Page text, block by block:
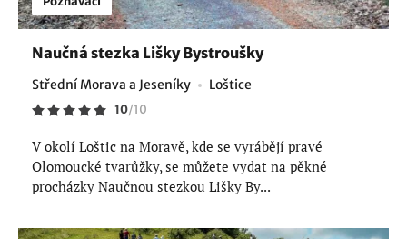
Naučná stezka Lišky Bystroušky
Střední Morava a Jeseníky Loštice
10/10
V okolí Loštic na Moravě, kde se vyrábějí pravé
Olomoucké tvarůžky, se můžete vydat na pěkné
procházky Naučnou stezkou Lišky By...